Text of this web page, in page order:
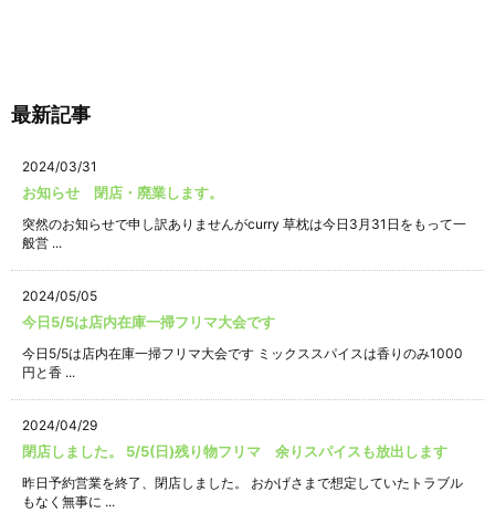
最新記事
2024/03/31
お知らせ 閉店・廃業します。
突然のお知らせで申し訳ありませんがcurry 草枕は今日3月31日をもって一
般営 ...
2024/05/05
今日5/5は店内在庫一掃フリマ大会です
今日5/5は店内在庫一掃フリマ大会です ミックススパイスは香りのみ1000
円と香 ...
2024/04/29
閉店しました。 5/5(日)残り物フリマ 余りスパイスも放出します
昨日予約営業を終了、閉店しました。 おかげさまで想定していたトラブル
もなく無事に ...